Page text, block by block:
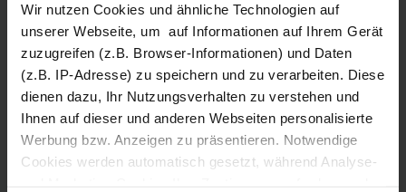
Wir nutzen Cookies und ähnliche Technologien auf
unserer Webseite, um auf Informationen auf Ihrem Gerät
zuzugreifen (z.B. Browser-Informationen) und Daten
(z.B. IP-Adresse) zu speichern und zu verarbeiten. Diese
dienen dazu, Ihr Nutzungsverhalten zu verstehen und
Ihnen auf dieser und anderen Webseiten personalisierte
Werbung bzw. Anzeigen zu präsentieren. Notwendige
Cookies werden automatisch gesetzt, während Analyse-
10 Personen 3 Schlafzimmer
80 m² Größe 1.210 m Höhe
Beschreibung
Aussenansicht
Marschbachalm
1/33
Aussenansicht
Marschbachalm
2/33
Aussenansicht
Marschbachalm
3/33
Aussenansicht
Marschbachalm
Aussenansicht
Marschbachalm
5/33
Wohnbereich
mit
moderner
Küche
6/33
Wohnbereich
mit
moderner
Küche
7/33
Wohnbereich
mit
moderner
8/33 Essbereich
9/33 Flur
10/33 Schlafzimmer
11/33